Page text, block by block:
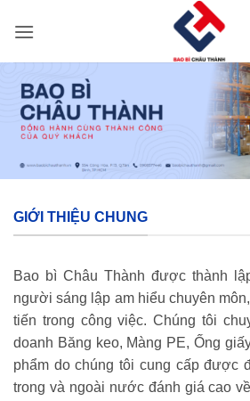
qua
GIỚI THIỆU CHUNG
Bao bì Châu Thành được thành
người sáng lập am hiểu chuyên
tiến trong công việc. Chúng tôi
doanh Băng keo, Màng PE, Ống
phẩm do chúng tôi cung cấp được
trong và ngoài nước đánh giá cao